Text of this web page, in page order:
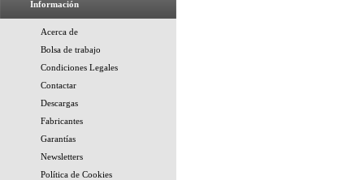
Información
Acerca de
Bolsa de trabajo
Condiciones Legales
Contactar
Descargas
Fabricantes
Garantías
Newsletters
Política de Cookies